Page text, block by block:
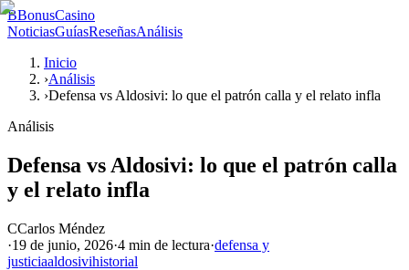
BBonusCasino
NoticiasGuíasReseñasAnálisis
Inicio
›Análisis
›Defensa vs Aldosivi: lo que el patrón calla y el relato infla
Análisis
Defensa vs Aldosivi: lo que el patrón calla
y el relato infla
CCarlos Méndez
·19 de junio, 2026·4 min de lectura·defensa y
justiciaaldosivihistorial